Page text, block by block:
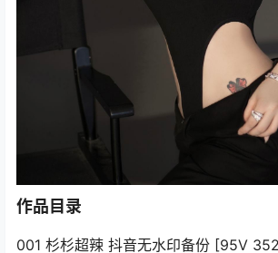
作品目录
001 杉杉超辣 抖音无水印备份 [95V